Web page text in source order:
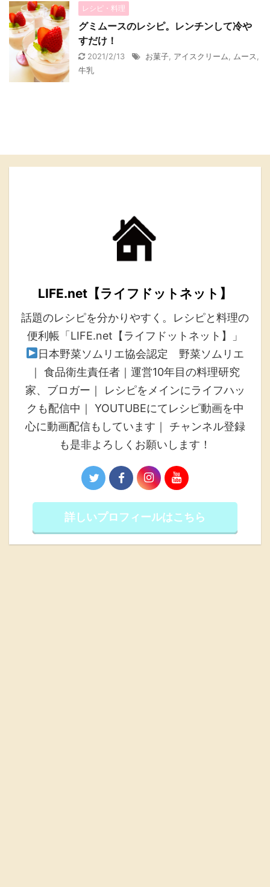
レシピ・料理
グミムースのレシピ。レンチンして冷や
すだけ！
2021/2/13 お菓子 アイスクリーム ムース
牛乳
LIFE.net【ライフドットネット】
話題のレシピを分かりやすく。レシピと料理の
便利帳「LIFE.net【ライフドットネット】」
日本野菜ソムリエ協会認定 野菜ソムリエ
｜ 食品衛生責任者｜運営10年目の料理研究
家、ブロガー｜ レシピをメインにライフハッ
クも配信中｜ YOUTUBEにてレシピ動画を中
心に動画配信もしています｜ チャンネル登録
も是非よろしくお願いします！
詳しいプロフィールはこちら